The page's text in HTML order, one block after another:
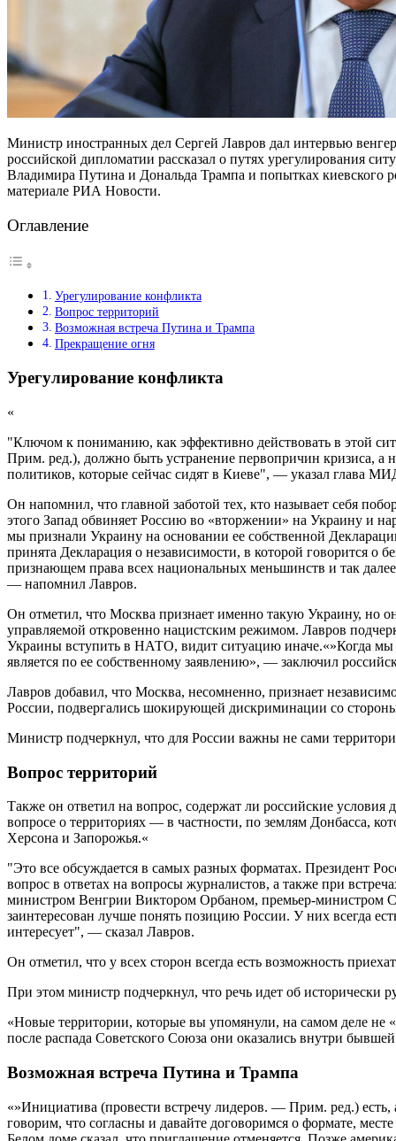
Министр иностранных дел Сергей Лавров дал интервью
российской дипломатии рассказал о путях урегулирования
Владимира Путина и Дональда Трампа и попытках киевского
материале РИА Новости.
Оглавление
Урегулирование конфликта
Вопрос территорий
Возможная встреча Путина и Трампа
Прекращение огня
Урегулирование конфликта
«
"Ключом к пониманию, как эффективно действовать в этой
Прим. ред.), должно быть устранение первопричин кризиса, а
политиков, которые сейчас сидят в Киеве", — указал глава
Он напомнил, что главной заботой тех, кто называет себя
этого Запад обвиняет Россию во «вторжении» на Украину и
мы признали Украину на основании ее собственной
принята Декларация о независимости, в которой говорится о
признающем права всех национальных меньшинств и так
— напомнил Лавров.
Он отметил, что Москва признает именно такую Украину, но
управляемой откровенно нацистским режимом. Лавров
Украины вступить в НАТО, видит ситуацию иначе.«»Когда мы
является по ее собственному заявлению», — заключил
Лавров добавил, что Москва, несомненно, признает
России, подвергались шокирующей дискриминации со
Министр подчеркнул, что для России важны не сами
Вопрос территорий
Также он ответил на вопрос, содержат ли российские условия
вопросе о территориях — в частности, по землям Донбасса,
Херсона и Запорожья.«
"Это все обсуждается в самых разных форматах. Президент
вопрос в ответах на вопросы журналистов, а также при
министром Венгрии Виктором Орбаном, премьер-министром
заинтересован лучше понять позицию России. У них всегда
интересует", — сказал Лавров.
Он отметил, что у всех сторон всегда есть возможность
При этом министр подчеркнул, что речь идет об исторически
«Новые территории, которые вы упомянули, на самом деле не
после распада Советского Союза они оказались внутри
Возможная встреча Путина и Трампа
«»Инициатива (провести встречу лидеров. — Прим. ред.)
говорим, что согласны и давайте договоримся о формате,